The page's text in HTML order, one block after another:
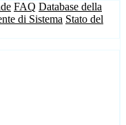
FAQ Database della
di Sistema Stato del